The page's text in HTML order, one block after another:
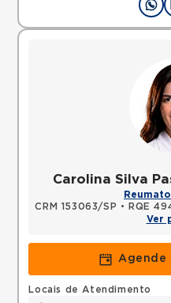
Carolina Silva
CRM 153063/SP • RQE
Ver
Agende
Locais de Atendimento